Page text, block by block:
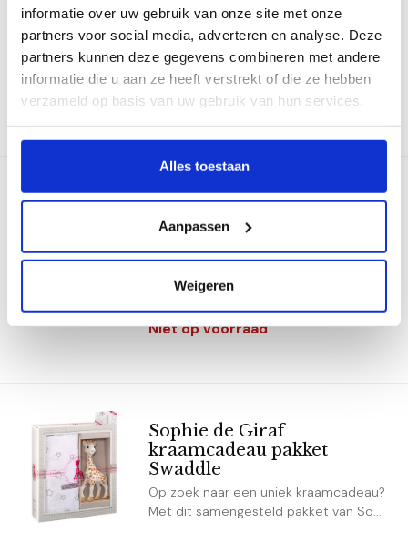
informatie over uw gebruik van onze site met onze
partners voor social media, adverteren en analyse. Deze
partners kunnen deze gegevens combineren met andere
informatie die u aan ze heeft verstrekt of die ze hebben
verzameld op basis van uw gebruik van hun services.
Alles toestaan
Aanpassen
Weigeren
kraamcadeau pakket van Sophie de
Gira...
€39,95
Op voorraad
Sophie de Giraf
kraamcadeau pakket Tuttle
voor een pasgeboren baby. Verras ...
€39,95
Niet op voorraad
Sophie de Giraf
kraamcadeau pakket
Swaddle
Op zoek naar een uniek kraamcadeau?
Met dit samengesteld pakket van So...